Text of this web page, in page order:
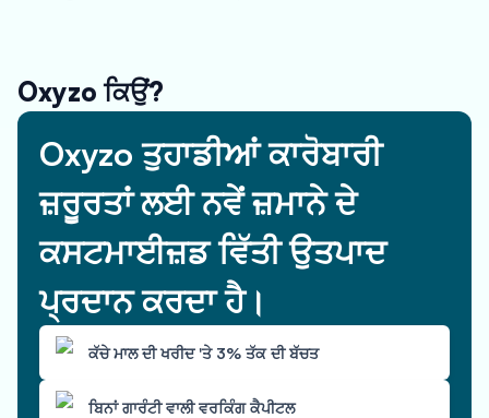
Oxyzo ਕਿਉਂ?
Oxyzo ਤੁਹਾਡੀਆਂ ਕਾਰੋਬਾਰੀ
ਜ਼ਰੂਰਤਾਂ ਲਈ ਨਵੇਂ ਜ਼ਮਾਨੇ ਦੇ
ਕਸਟਮਾਈਜ਼ਡ ਵਿੱਤੀ ਉਤਪਾਦ
ਪ੍ਰਦਾਨ ਕਰਦਾ ਹੈ।
ਕੱਚੇ ਮਾਲ ਦੀ ਖਰੀਦ 'ਤੇ 3% ਤੱਕ ਦੀ ਬੱਚਤ
ਬਿਨਾਂ ਗਾਰੰਟੀ ਵਾਲੀ ਵਰਕਿੰਗ ਕੈਪੀਟਲ